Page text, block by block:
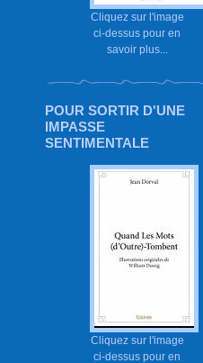
Cliquez sur l'image
ci-dessus pour en
savoir plus...
POUR SORTIR D'UNE
IMPASSE
SENTIMENTALE
Cliquez sur l'image
ci-dessus pour en